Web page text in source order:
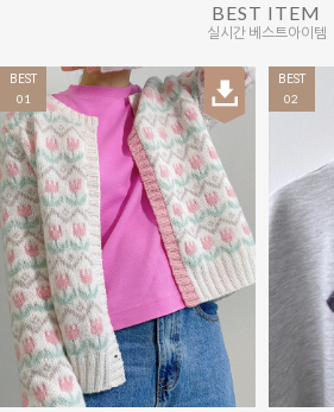
BEST ITEM
실시간 베스트아이템
BEST
01
BEST
02